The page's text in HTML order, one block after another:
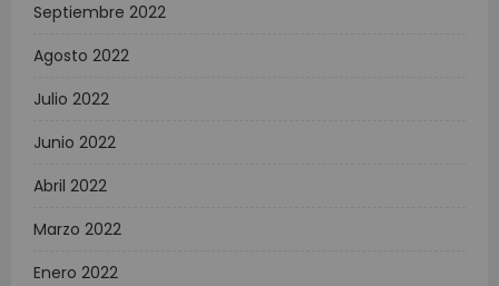
Septiembre 2022
Agosto 2022
Julio 2022
Junio 2022
Abril 2022
Marzo 2022
Enero 2022